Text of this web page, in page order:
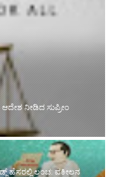
ನೀಡಿದ ಸುಪ್ರೀಂ
ಹೆಸರಲ್ಲಿ ಲಂಚ: ವಕೀಲನ